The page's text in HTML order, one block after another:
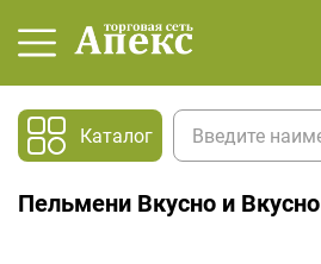
Каталог
Пельмени Вкусно и